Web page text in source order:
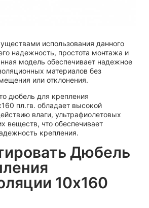
использования данного
надежность, простота монтажа и
модель обеспечивает надежное
материалов без
или отклонения.
дюбель для крепления
пл.гв. обладает высокой
влаги, ультрафиолетовых
веществ, что обеспечивает
крепления.
Дюбель
10х160